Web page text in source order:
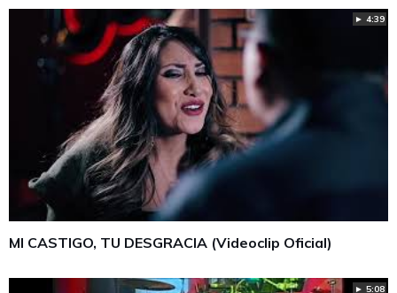
► 4:39
MI CASTIGO, TU DESGRACIA (Videoclip Oficial)
► 5:08